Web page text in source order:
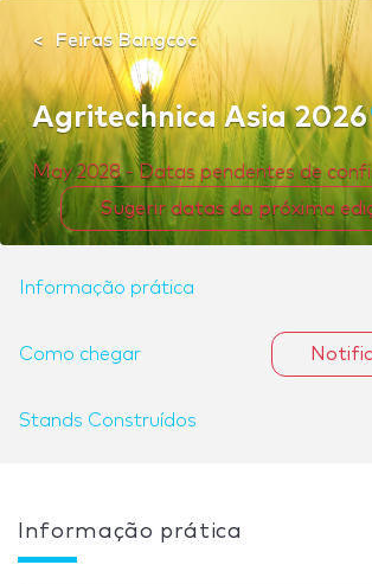
Feiras Bangcoc
Agritechnica Asia 2026
May 2028 - Datas pendentes de
Sugerir datas da próxima
Informação prática
Como chegar
Stands Construídos
Informação prática